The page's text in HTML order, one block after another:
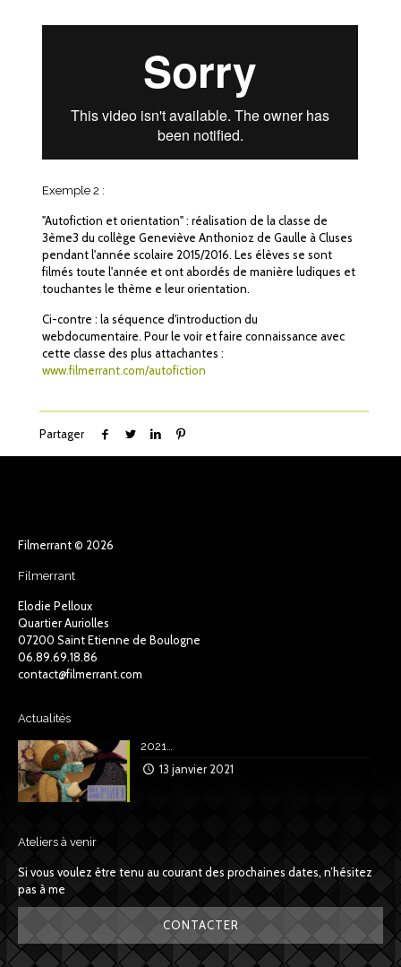
Exemple 2 :
"Autofiction et orientation" : réalisation de la classe de
3ème3 du collège Geneviève Anthonioz de Gaulle à Cluses
pendant l'année scolaire 2015/2016. Les élèves se sont
filmés toute l'année et ont abordés de manière ludiques et
touchantes le thème e leur orientation.
Ci-contre : la séquence d'introduction du
webdocumentaire. Pour le voir et faire connaissance avec
cette classe des plus attachantes :
www.filmerrant.com/autofiction
Partager
Filmerrant © 2026
Filmerrant
Elodie Pelloux
Quartier Auriolles
07200 Saint Etienne de Boulogne
06.89.69.18.86
contact@filmerrant.com
Actualités
2021…
13 janvier 2021
Ateliers à venir
Si vous voulez être tenu au courant des prochaines dates, n’hésitez
pas à me
CONTACTER